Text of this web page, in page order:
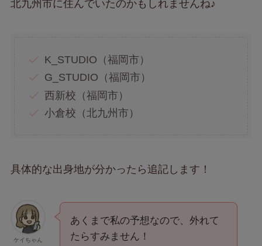
北九州市に住んでいたのかもしれませんね♪
K_STUDIO（福岡市）
G_STUDIO（福岡市）
西新校（福岡市）
小倉校（北九州市）
具体的な出身地が分かったら追記します！
ケイちゃん
あくまで私の予想なので、外れて
たらすみません！